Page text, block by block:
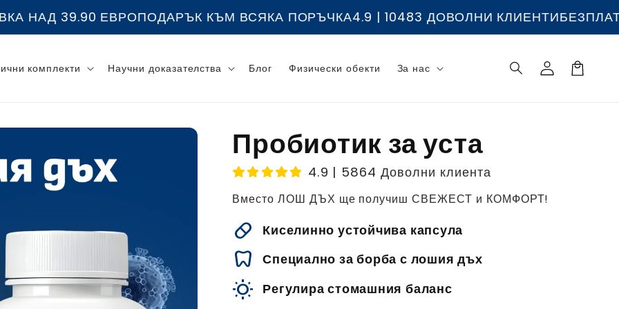
КЪМ ВСЯКА ПОРЪЧКА4.9 | 10483 ДОВОЛНИ КЛИЕНТИБЕЗПЛАТНА ДОСТАВКА НАД
комплекти Научни доказателства Блог Физически обекти За нас
Влизане
Пробиотик за уста
4.9 | 5864 Доволни клиента
Вместо ЛОШ ДЪХ ще получиш СВЕЖЕСТ и КОМФОРТ!
pill Киселинно устойчива капсула
dentistry Специално за борба с лошия дъх
wb_sunnyrefreshРегулира стомашния баланс